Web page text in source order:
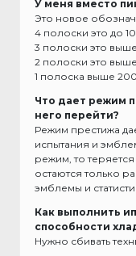
У меня вместо
Это новое
4 полоски это до
3 полоски это
2 полоски это выше
1 полоска выше 200
Что дает режим
него перейти?
Режим престижа
испытания и
режим, то
остаются только
эмблемы и
Как выполнить
способности
Нужно сбивать